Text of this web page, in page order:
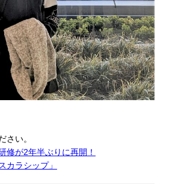
さい。
修が2年半ぶりに再開！
カラシップ」